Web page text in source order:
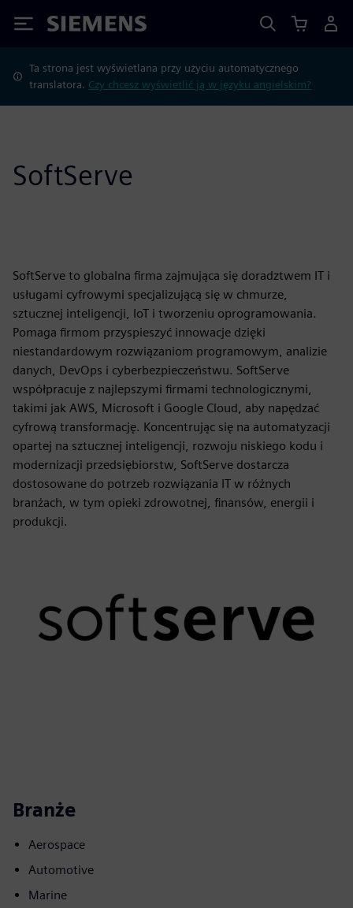
Siemens
Ta strona jest wyświetlana przy użyciu automatycznego
translatora. Czy chcesz wyświetlić ją w języku angielskim?
SoftServe
SoftServe to globalna firma zajmująca się doradztwem IT i
usługami cyfrowymi specjalizującą się w chmurze,
sztucznej inteligencji, IoT i tworzeniu oprogramowania.
Pomaga firmom przyspieszyć innowacje dzięki
niestandardowym rozwiązaniom programowym, analizie
danych, DevOps i cyberbezpieczeństwu. SoftServe
współpracuje z najlepszymi firmami technologicznymi,
takimi jak AWS, Microsoft i Google Cloud, aby napędzać
cyfrową transformację. Koncentrując się na automatyzacji
opartej na sztucznej inteligencji, rozwoju niskiego kodu i
modernizacji przedsiębiorstw, SoftServe dostarcza
dostosowane do potrzeb rozwiązania IT w różnych
branżach, w tym opieki zdrowotnej, finansów, energii i
produkcji.
Branże
Aerospace
Automotive
Marine